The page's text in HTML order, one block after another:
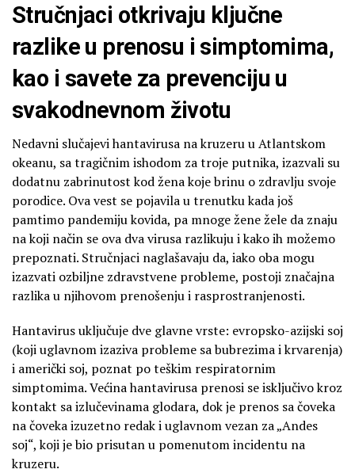
Stručnjaci otkrivaju ključne
razlike u prenosu i simptomima,
kao i savete za prevenciju u
svakodnevnom životu
Nedavni slučajevi hantavirusa na kruzeru u Atlantskom
okeanu, sa tragičnim ishodom za troje putnika, izazvali su
dodatnu zabrinutost kod žena koje brinu o zdravlju svoje
porodice. Ova vest se pojavila u trenutku kada još
pamtimo pandemiju kovida, pa mnoge žene žele da znaju
na koji način se ova dva virusa razlikuju i kako ih možemo
prepoznati. Stručnjaci naglašavaju da, iako oba mogu
izazvati ozbiljne zdravstvene probleme, postoji značajna
razlika u njihovom prenošenju i rasprostranjenosti.
Hantavirus uključuje dve glavne vrste: evropsko-azijski soj
(koji uglavnom izaziva probleme sa bubrezima i krvarenja)
i američki soj, poznat po teškim respiratornim
simptomima. Većina hantavirusa prenosi se isključivo kroz
kontakt sa izlučevinama glodara, dok je prenos sa čoveka
na čoveka izuzetno redak i uglavnom vezan za „Andes
soj“, koji je bio prisutan u pomenutom incidentu na
kruzeru.